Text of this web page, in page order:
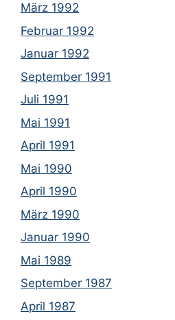
März 1992
Februar 1992
Januar 1992
September 1991
Juli 1991
Mai 1991
April 1991
Mai 1990
April 1990
März 1990
Januar 1990
Mai 1989
September 1987
April 1987